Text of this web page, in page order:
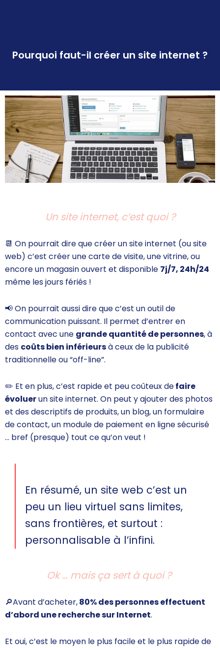
Pourquoi faut-il créer un site internet ?
Un site internet, c’est quoi ?
📆 On pourrait dire que créer un site internet (ou site
web) c’est créer une carte de visite, une vitrine, ou
encore un magasin ouvert et disponible 7j/7, 24h/24
même les jours fériés !
📢On pourrait aussi dire que c’est un outil de
communication puissant. Il permet d’entrer en
contact avec une grande quantité de personnes, à
des coûts bien inférieursà ceux de la publicité
traditionnelle ou “off-line”.
✏️ Et en plus, c’est rapide et peu coûteux defaire
évoluerun site internet. On peut y ajouter des photos
et des descriptifs de produits, un blog, un formulaire
de contact, un module de paiement en ligne sécurisé
… bref (presque) tout ce qu’on veut !
En résumé, un site web c’est un
peu un lieu virtuel sans limites,
sans frontières, et surtout :
personnalisable à l’infini.
Ok … mais ça sert à quoi ?
🔎Avant d’acheter,80% des personnes effectuent
d’abord une recherche sur Internet.
Et oui, c’est le moyen le plus facile et le plus rapide de